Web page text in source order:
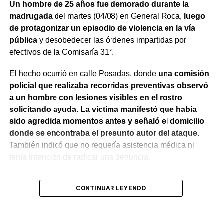
Un hombre de 25 años fue demorado durante la
madrugadadel martes (04/08) en General Roca, luego
de protagonizar un episodio de violencia en la vía
públicay desobedecer las órdenes impartidas por
efectivos de la Comisaría 31°.
El hecho ocurrió en calle Posadas, donde una comisión
policial que realizaba recorridas preventivas observó
a un hombre con lesiones visibles en el rostro
solicitando ayuda. La víctima manifestó que había
sido agredida momentos antes y señaló el domicilio
donde se encontraba el presunto autor del ataque.
También indicó que no requería asistencia médica ni
tenía intención de radicar una denuncia.
Al llegar al lugar,los uniformados encontraron a un
hombre que salió de la vivienda en estado de
agresión.Al advertir la presencia de la víctima,intentó
CONTINUAR LEYENDO